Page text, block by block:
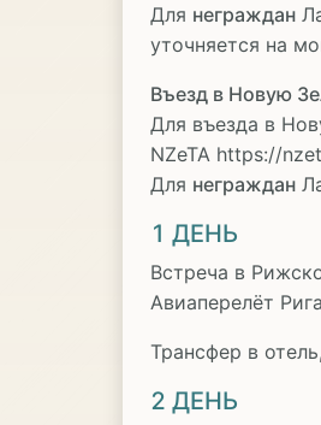
Для неграждан
уточняется на
Въезд в Новую
Для въезда в
NZeTA https://
Для неграждан
1 ДЕНЬ
Встреча в
Авиаперелёт
Трансфер в
2 ДЕНЬ